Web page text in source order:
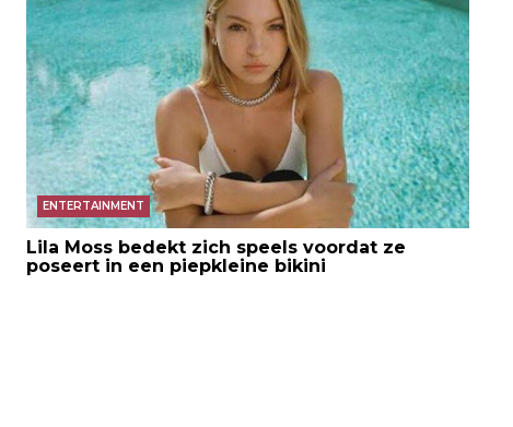
ENTERTAINMENT
Lila Moss bedekt zich speels voordat ze
poseert in een piepkleine bikini